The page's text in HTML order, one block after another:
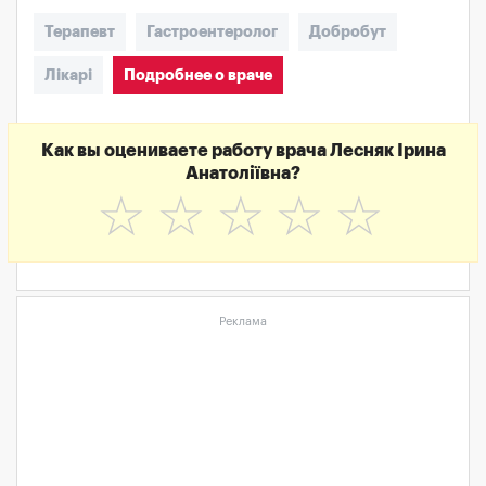
Терапевт Гастроентеролог Добробут
Лікарі Подробнее о враче
Как вы оцениваете работу врача Лесняк Ірина
Анатоліївна?
☆
☆
☆
☆
☆
Реклама